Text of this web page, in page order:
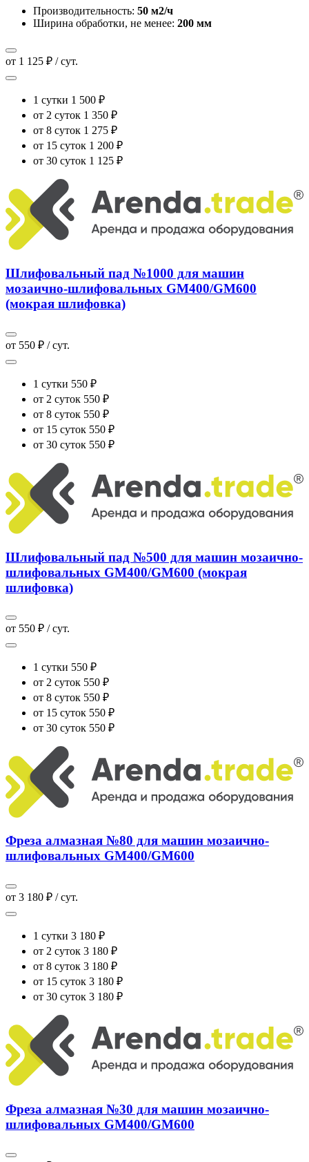
Производительность: 50 м2/ч
Ширина обработки, не менее: 200 мм
от 1 125 ₽ / сут.
1 сутки 1 500 ₽
от 2 суток 1 350 ₽
от 8 суток 1 275 ₽
от 15 суток 1 200 ₽
от 30 суток 1 125 ₽
Шлифовальный пад №1000 для машин
мозаично-шлифовальных GM400/GM600
(мокрая шлифовка)
от 550 ₽ / сут.
1 сутки 550 ₽
от 2 суток 550 ₽
от 8 суток 550 ₽
от 15 суток 550 ₽
от 30 суток 550 ₽
Шлифовальный пад №500 для машин мозаично-
шлифовальных GM400/GM600 (мокрая
шлифовка)
от 550 ₽ / сут.
1 сутки 550 ₽
от 2 суток 550 ₽
от 8 суток 550 ₽
от 15 суток 550 ₽
от 30 суток 550 ₽
Фреза алмазная №80 для машин мозаично-
шлифовальных GM400/GM600
от 3 180 ₽ / сут.
1 сутки 3 180 ₽
от 2 суток 3 180 ₽
от 8 суток 3 180 ₽
от 15 суток 3 180 ₽
от 30 суток 3 180 ₽
Фреза алмазная №30 для машин мозаично-
шлифовальных GM400/GM600